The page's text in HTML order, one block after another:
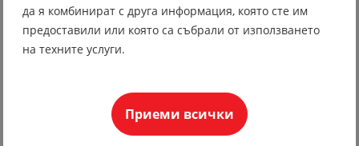
да я комбинират с друга информация, която сте им
предоставили или която са събрали от използването
на техните услуги.
Приеми всички